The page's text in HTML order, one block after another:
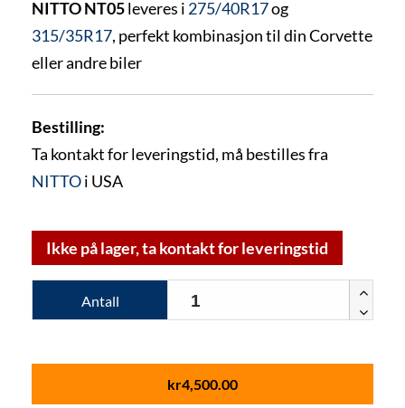
NITTO NT05leveres i 275/40R17og
315/35R17, perfekt kombinasjon til din Corvette
eller andre biler
Bestilling:
Ta kontakt for leveringstid, må bestilles fra
NITTOi USA
Ikke på lager, ta kontakt for leveringstid
Antall
kr4,500.00